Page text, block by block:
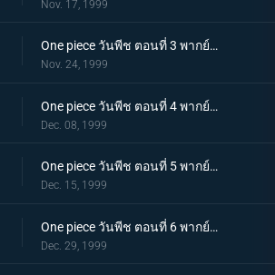
Nov. 17, 1999
One piece วันพีช ตอนที่ 3 พากย์ไทย มอร์แกน ปะทะ ลูฟี่! สาวลึกลับคนนั้นเป็นใครกัน
Nov. 24, 1999
One piece วันพีช ตอนที่ 4 พากย์ไทย อดีตของลูฟี่ แชงคูส ผมแดงปรากฏตัว!
Dec. 08, 1999
One piece วันพีช ตอนที่ 5 พากย์ไทย พลังพิศวงของโจรสลัดตัวตลก กัปตันบากี้!
Dec. 15, 1999
One piece วันพีช ตอนที่ 6 พากย์ไทย สถานการณ์คับขัน นักฝึกสัตว์ป่าโมจี้ ปะทะ ลูฟี่
Dec. 29, 1999